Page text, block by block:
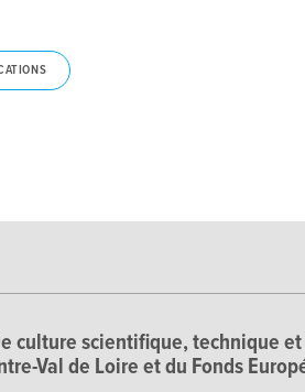
culture scientifique, technique
Val de Loire et du Fonds